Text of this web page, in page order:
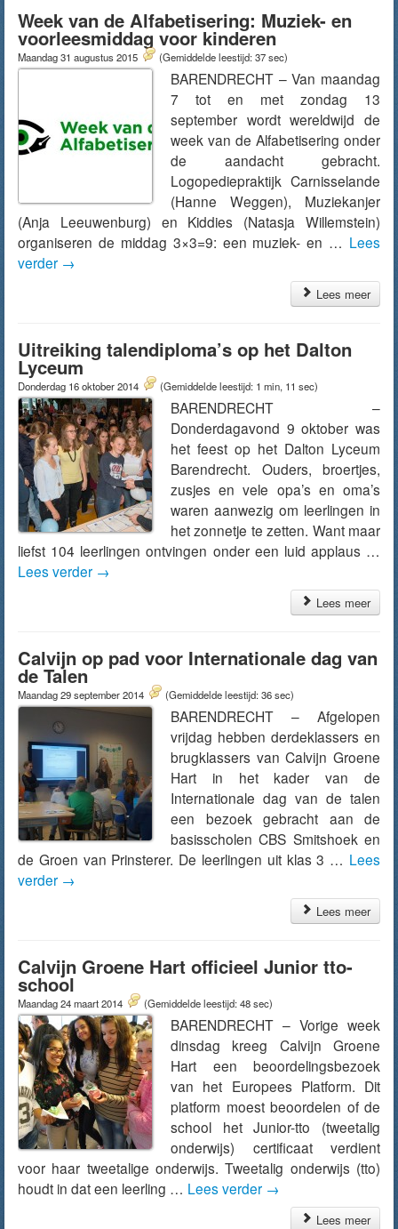
Week van de Alfabetisering: Muziek- en
voorleesmiddag voor kinderen
Maandag 31 augustus 2015 (Gemiddelde leestijd: 37 sec)
BARENDRECHT – Van maandag
7 tot en met zondag 13
september wordt wereldwijd de
week van de Alfabetisering onder
de aandacht gebracht.
Logopediepraktijk Carnisselande
(Hanne Weggen), Muziekanjer
(Anja Leeuwenburg) en Kiddies (Natasja Willemstein)
organiseren de middag 3×3=9: een muziek- en … Lees
verder →
Lees meer
Uitreiking talendiploma’s op het Dalton
Lyceum
Donderdag 16 oktober 2014 (Gemiddelde leestijd: 1 min, 11 sec)
BARENDRECHT –
Donderdagavond 9 oktober was
het feest op het Dalton Lyceum
Barendrecht. Ouders, broertjes,
zusjes en vele opa’s en oma’s
waren aanwezig om leerlingen in
het zonnetje te zetten. Want maar
liefst 104 leerlingen ontvingen onder een luid applaus …
Lees verder →
Lees meer
Calvijn op pad voor Internationale dag van
de Talen
Maandag 29 september 2014 (Gemiddelde leestijd: 36 sec)
BARENDRECHT – Afgelopen
vrijdag hebben derdeklassers en
brugklassers van Calvijn Groene
Hart in het kader van de
Internationale dag van de talen
een bezoek gebracht aan de
basisscholen CBS Smitshoek en
de Groen van Prinsterer. De leerlingen uit klas 3 … Lees
verder →
Lees meer
Calvijn Groene Hart officieel Junior tto-
school
Maandag 24 maart 2014 (Gemiddelde leestijd: 48 sec)
BARENDRECHT – Vorige week
dinsdag kreeg Calvijn Groene
Hart een beoordelingsbezoek
van het Europees Platform. Dit
platform moest beoordelen of de
school het Junior-tto (tweetalig
onderwijs) certificaat verdient
voor haar tweetalige onderwijs. Tweetalig onderwijs (tto)
houdt in dat een leerling … Lees verder →
Lees meer